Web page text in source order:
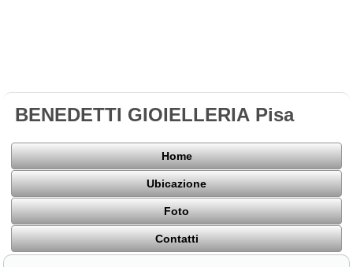
BENEDETTI GIOIELLERIA Pisa
Home
Ubicazione
Foto
Contatti